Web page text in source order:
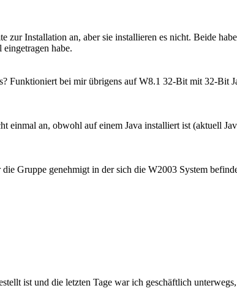
Installation an, aber sie installieren es nicht. Beide
habe.
Funktioniert bei mir übrigens auf W8.1 32-Bit mit 32-Bit
einmal an, obwohl auf einem Java installiert ist (aktuell
Gruppe genehmigt in der sich die W2003 System
ist und die letzten Tage war ich geschäftlich